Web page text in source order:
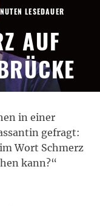
LESEDAUER
AUF
in einer
gefragt:
Wort Schmerz
kann?“